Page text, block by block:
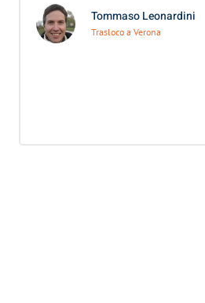
Tommaso Leonardini
Trasloco a Verona